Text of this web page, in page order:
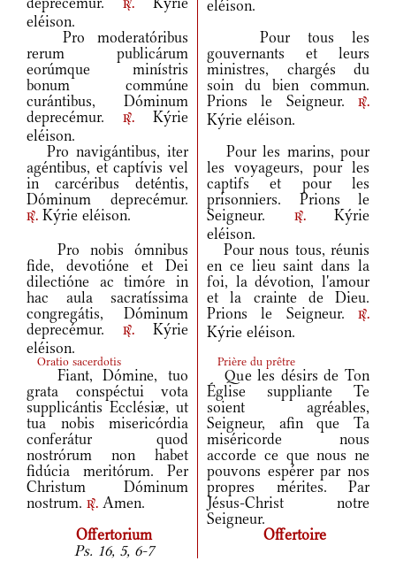
r.
eléison.
eléison.
Pro moderatóribus
rerum publicárum
eorúmque minístris
bonum commúne
curántibus, Dóminum
deprecémur.
r.
Kýrie
eléison.
Pour tous les
gouvernants et leurs
ministres, chargés du
soin du bien commun.
Prions le Seigneur.
r.
Kýrie eléison.
Pro navigántibus, iter
agéntibus, et captívis vel
in carcéribus deténtis,
Dóminum deprecémur.
r. Kýrie eléison.
Pour les marins, pour
les voyageurs, pour les
captifs et pour les
prisonniers. Prions le
Seigneur.
r.Kýrie
eléison.
Pro nobis ómnibus
fide, devotióne et Dei
dilectióne ac timóre in
hac aula sacratíssima
congregátis, Dóminum
deprecémur.
r.
Kýrie
eléison.
Pour nous tous, réunis
en ce lieu saint dans la
foi, la dévotion, l'amour
et la crainte de Dieu.
Prions le Seigneur.
r.
Kýrie eléison.
Oratio sacerdotis Prière du prêtre
Fiant, Dómine, tuo
grata conspéctui vota
supplicántis Ecclésiæ, ut
tua nobis misericórdia
conferátur quod
nostrórum non habet
fidúcia meritórum. Per
Christum Dóminum
nostrum. r. Amen.
Que les désirs de Ton
Église suppliante Te
soient agréables,
Seigneur, afin que Ta
miséricorde nous
accorde ce que nous ne
pouvons espérer par nos
propres mérites. Par
Jésus-Christ notre
Seigneur.
Offertorium
Offertoire
Ps. 16, 5, 6-7